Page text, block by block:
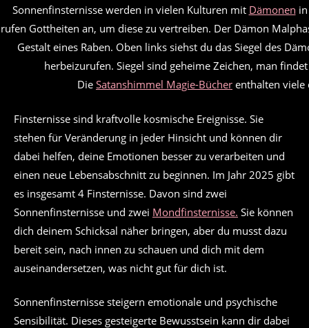
Sonnenfinsternisse werden in vielen Kulturen mit Dämonen
rufen Gottheiten an, um diese zu vertreiben. Der Dämon
Gestalt eines Raben. Oben links siehst du das Siegel des
herbeizurufen. Siegel sind geheime Zeichen, man
Die Satanshimmel Magie-Bücher enthalten viele
Finsternisse sind kraftvolle kosmische Ereignisse. Sie
stehen für Veränderung in jeder Hinsicht und können dir
dabei helfen, deine Emotionen besser zu verarbeiten und
einen neue Lebensabschnitt zu beginnen. Im Jahr 2025 gibt
es insgesamt 4 Finsternisse. Davon sind zwei
Sonnenfinsternisse und zwei Mondfinsternisse. Sie können
dich deinem Schicksal näher bringen, aber du musst dazu
bereit sein, nach innen zu schauen und dich mit dem
auseinandersetzen, was nicht gut für dich ist.
Sonnenfinsternisse steigern emotionale und psychische
Sensibilität. Dieses gesteigerte Bewusstsein kann dir dabei